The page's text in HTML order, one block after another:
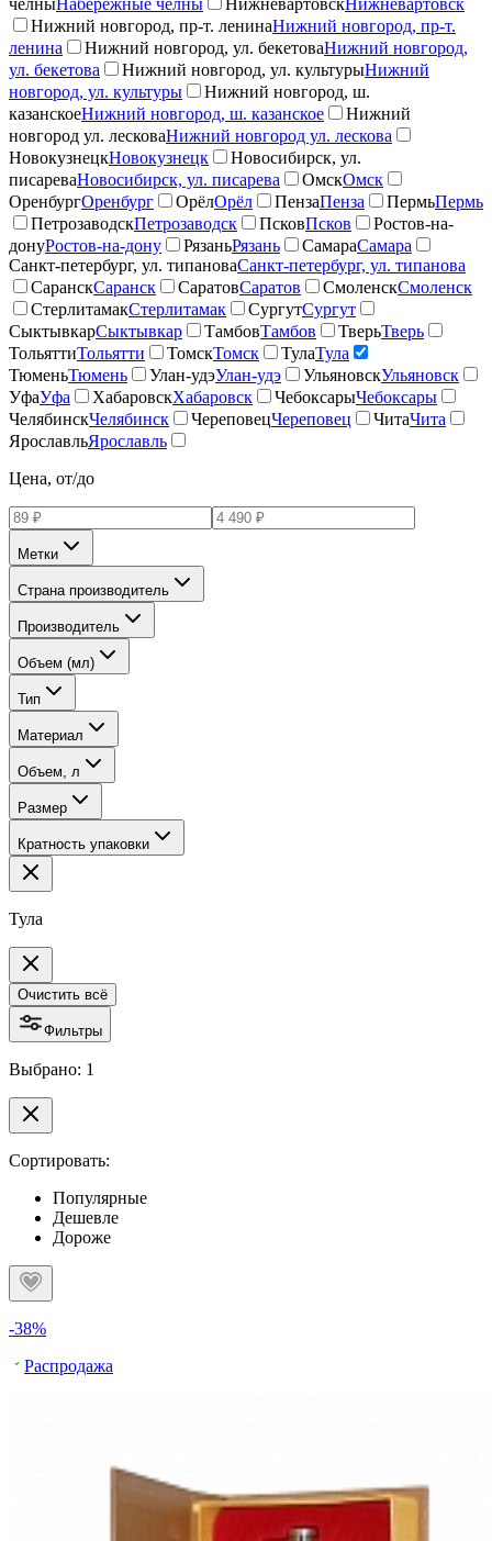
Нижний новгород, пр-т. ленинаНижний новгород, пр-т.
ленина
Нижний новгород, ул. бекетоваНижний новгород,
ул. бекетова
Нижний новгород, ул. культурыНижний
новгород, ул. культуры
Нижний новгород, ш.
казанскоеНижний новгород, ш. казанское
Нижний
новгород ул. лесковаНижний новгород ул. лескова
НовокузнецкНовокузнецк
Новосибирск, ул.
писареваНовосибирск, ул. писарева ОмскОмск
ОренбургОренбург ОрёлОрёл ПензаПенза ПермьПермь
ПетрозаводскПетрозаводск ПсковПсков
Ростов-на-
донуРостов-на-дону РязаньРязань СамараСамара
Санкт-петербург, ул. типановаСанкт-петербург, ул. типанова
СаранскСаранск СаратовСаратов СмоленскСмоленск
СтерлитамакСтерлитамак СургутСургут
СыктывкарСыктывкар ТамбовТамбов ТверьТверь
ТольяттиТольятти ТомскТомск ТулаТула
ТюменьТюмень Улан-удэУлан-удэ УльяновскУльяновск
УфаУфа ХабаровскХабаровск ЧебоксарыЧебоксары
ЧелябинскЧелябинск ЧереповецЧереповец ЧитаЧита
ЯрославльЯрославль
Цена, от/до
Метки
Страна производитель
Производитель
Объем (мл)
Тип
Материал
Объем, л
Размер
Кратность упаковки
Тула
Очистить всё
Фильтры
Выбрано: 1
Сортировать:
Популярные
Дешевле
Дороже
-38%
Распродажа